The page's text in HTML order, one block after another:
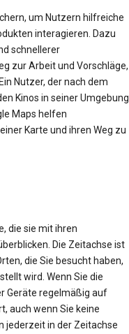
um Nutzern hilfreiche
interagieren. Dazu
schnellerer
zur Arbeit und Vorschläge,
Nutzer, der nach dem
Kinos in seiner Umgebung
Maps helfen
Karte und ihren Weg zu
die sie mit ihren
Die Zeitachse ist
die Sie besucht haben,
wird. Wenn Sie die
Geräte regelmäßig auf
auch wenn Sie keine
jederzeit in der Zeitachse